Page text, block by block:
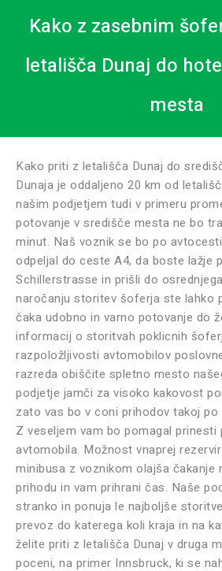
Kako z zasebnim
letališča Dunaj do
mesta
Kako priti z letališča Dunaj do
Dunaja je oddaljeno 20 km od
našim podjetjem tudi v primeru
potovanje v središče mesta ne bo
minut. Naš voznik se bo po
odpeljal do ceste A4, da boste lažje
Schillerstrasse in prišli do
naročanju storitev šoferja ste lahko
čaka udobno in varno potovanje do
informacij o storitvah poklicnih
razpoložljivosti avtomobilov
razreda obiščite spletno mesto
podjetje jamči za visoko kakovost
zato vas bo v coni prihodov takoj po
Z veseljem vam bo pomagal prinesti
avtomobila. Možnost vnaprej
minibusa z voznikom olajša čakanje
prihodu in vam prihrani čas. Naše
stranko in ponuja le najboljše
prevoz do katerega koli kraja in na
želite priti z letališča Dunaj v druga
poceni, na primer Innsbruck, ki se